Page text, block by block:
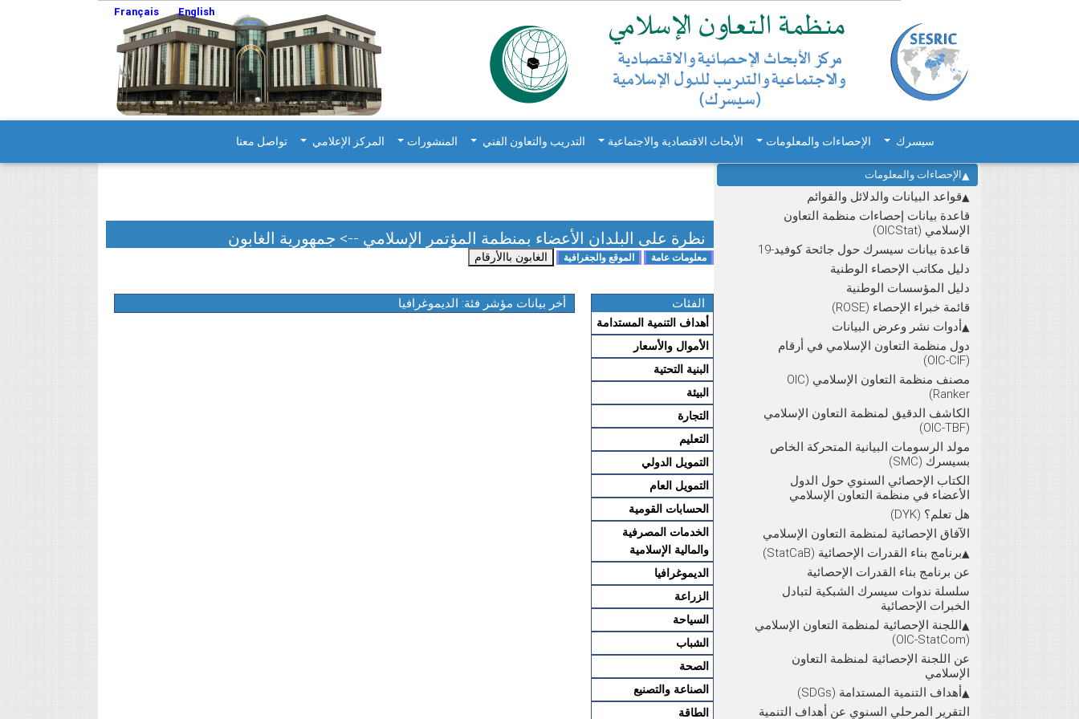
سيسرك الإحصاءات والمعلومات الأبحاث الاقتصادية والاجتماعية التدريب والتعاون الفني المنشورات المركز الإعلامي تواصل معنا
English
Français
الإحصاءات والمعلومات
قواعد البيانات والدلائل والقوائم
قاعدة بيانات إحصاءات منظمة التعاون
الإسلامي (OICStat)
قاعدة بيانات سيسرك حول جائحة كوفيد-19
دليل مكاتب الإحصاء الوطنية
دليل المؤسسات الوطنية
قائمة خبراء الإحصاء (ROSE)
أدوات نشر وعرض البيانات
دول منظمة التعاون الإسلامي في أرقام
(OIC-CIF)
مصنف منظمة التعاون الإسلامي (OIC
Ranker)
الكاشف الدقيق لمنظمة التعاون الإسلامي
(OIC-TBF)
مولد الرسومات البيانية المتحركة الخاص
بسيسرك (SMC)
الكتاب الإحصائي السنوي حول الدول
الأعضاء في منظمة التعاون الإسلامي
هل تعلم؟ (DYK)
الآفاق الإحصائية لمنظمة التعاون الإسلامي
برنامج بناء القدرات الإحصائية (StatCaB)
عن برنامج بناء القدرات الإحصائية
سلسلة ندوات سيسرك الشبكية لتبادل
الخبرات الإحصائية
اللجنة الإحصائية لمنظمة التعاون الإسلامي
(OIC-StatCom)
عن اللجنة الإحصائية لمنظمة التعاون
الإسلامي
أهداف التنمية المستدامة (SDGs)
التقرير المرحلي السنوي عن أهداف التنمية
نظرة على البلدان الأعضاء بمنظمة المؤتمر الإسلامي --> جمهورية الغابون
الفئات
أهداف التنمية المستدامة
الأموال والأسعار
البنية التحتية
البيئة
التجارة
التعليم
التمويل الدولي
التمويل العام
الحسابات القومية
الخدمات المصرفية
والمالية الإسلامية
الديموغرافيا
الزراعة
السياحة
الشباب
الصحة
الصناعة والتصنيع
الطاقة
أخر بيانات مؤشر فئة: الديموغرافيا